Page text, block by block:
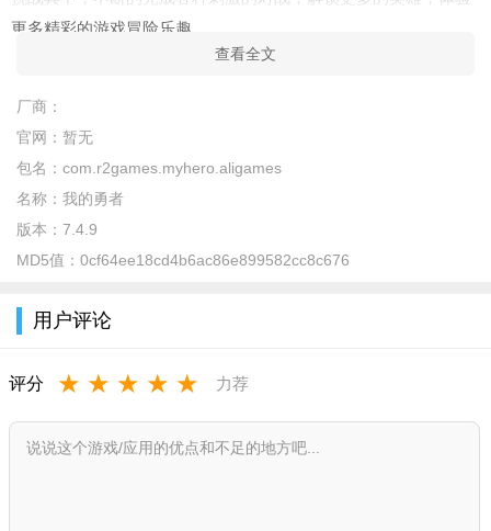
更多精彩的游戏冒险乐趣。
1.完全卡通的像素风格，带你体验超强的战斗射击冒险游戏，
更多的职业和角色都等你来选择；
2.自由的匹配不同的战队，和队友们共同作战，线上语音聊天
直接开启你们的战队搭配；
3.风格的时装随时替换，让你的角色成为最闪耀的那颗星，轻
软件亮点
待；
2、整体给人的感觉，也是会超级的过瘾，特别有意思的，非
查看全文
厂商：
官网： 暂无
包名： com.r2games.myhero.aligames
名称： 我的勇者
版本： 7.4.9
MD5值： 0cf64ee18cd4b6ac86e899582cc8c676
用户评论
评分 ★ ★ ★ ★ ★ 力荐